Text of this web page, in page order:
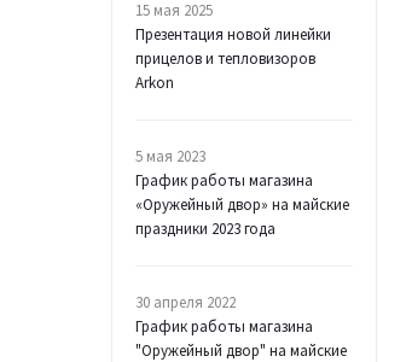
15 мая 2025
Презентация новой линейки
прицелов и тепловизоров
Arkon
5 мая 2023
График работы магазина
«Оружейный двор» на майские
праздники 2023 года
30 апреля 2022
График работы магазина
"Оружейный двор" на майские